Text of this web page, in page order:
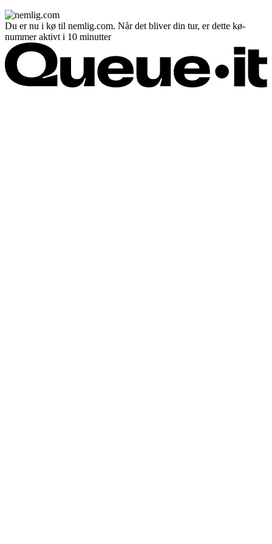
Du er nu i kø til nemlig.com. Når det bliver din tur, er dette kø-
nummer aktivt i 10 minutter